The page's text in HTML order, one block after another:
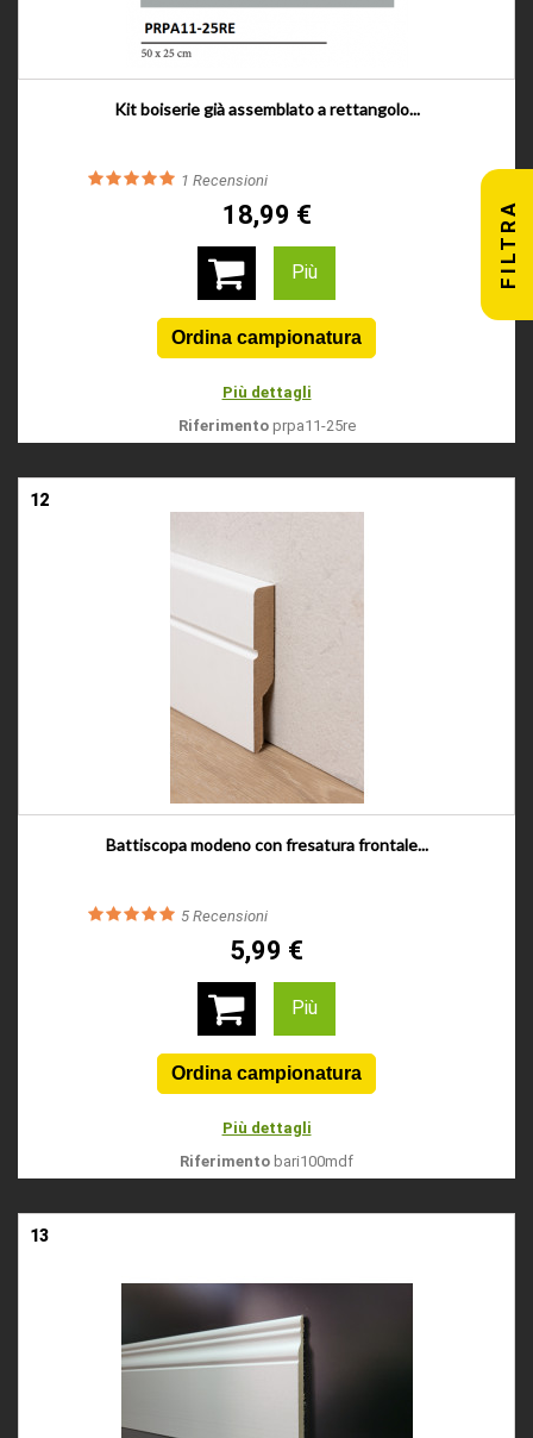
FILTRA
Kit boiserie già assemblato a rettangolo...
1 Recensioni
18,99 €
Più
Più dettagli
Riferimento prpa11-25re
12
Battiscopa modeno con fresatura frontale...
5 Recensioni
5,99 €
Più
Più dettagli
Riferimento bari100mdf
13